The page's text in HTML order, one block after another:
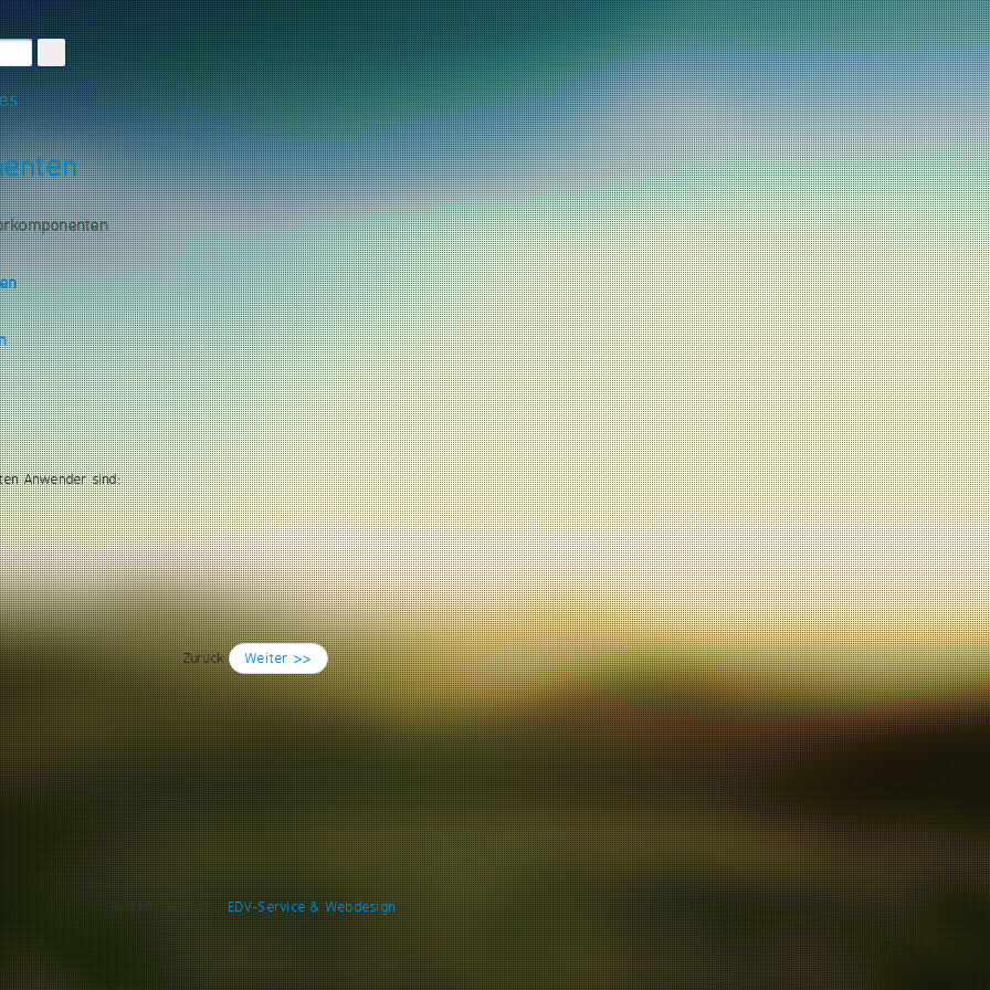
Anwender sind:
Zurück Weiter >>
..::workfriends.de::..EDV-Service & Webdesign